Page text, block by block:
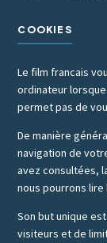
COOKIES
Le film francais
ordinateur
permet pas de
De manière
navigation de
avez consultées,
nous pourrons
Son but unique
visiteurs et de